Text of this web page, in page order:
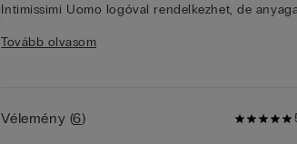
Intimissimi Uomo logóval rendelkezhet, de
bemutatott termékével.
Tovább olvasom
Vélemény (6)